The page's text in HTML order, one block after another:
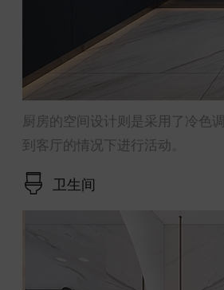
厨房的空间设计则是采用了冷色
到客厅的情况下进行活动。
卫生间